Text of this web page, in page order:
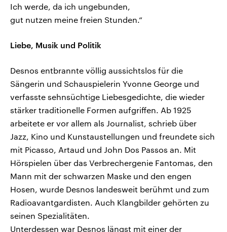
Ich werde, da ich ungebunden,
gut nutzen meine freien Stunden.“
Liebe, Musik und Politik
Desnos entbrannte völlig aussichtslos für die
Sängerin und Schauspielerin Yvonne George und
verfasste sehnsüchtige Liebesgedichte, die wieder
stärker traditionelle Formen aufgriffen. Ab 1925
arbeitete er vor allem als Journalist, schrieb über
Jazz, Kino und Kunstaustellungen und freundete sich
mit Picasso, Artaud und John Dos Passos an. Mit
Hörspielen über das Verbrechergenie Fantomas, den
Mann mit der schwarzen Maske und den engen
Hosen, wurde Desnos landesweit berühmt und zum
Radioavantgardisten. Auch Klangbilder gehörten zu
seinen Spezialitäten.
Unterdessen war Desnos längst mit einer der